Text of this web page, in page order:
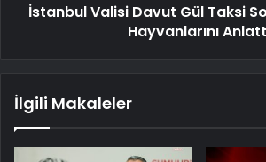
İstanbul Valisi Davut Gül Taksi
Hayvanlarını
İlgili Makaleler